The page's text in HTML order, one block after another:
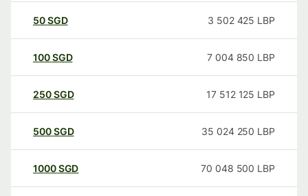
50SGD 3 502 425 LBP
100SGD 7 004 850 LBP
250SGD 17 512 125 LBP
500SGD 35 024 250 LBP
1000SGD 70 048 500 LBP